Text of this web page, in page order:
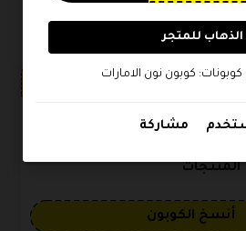
نون الامارات الأكثر
خصم فعال
فعال
المنتجات
أنسخ الكوبون
الذهاب للمتجر
كوبون نون الامارات
مشاركة